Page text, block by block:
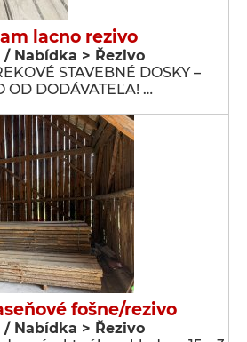
lacno rezivo
/ Nabídka > Řezivo
STAVEBNÉ DOSKY –
OD DODÁVATEĽA! …
fošne/rezivo
/ Nabídka > Řezivo